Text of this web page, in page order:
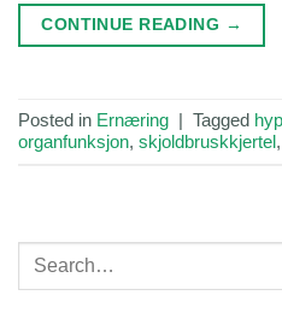
CONTINUE READING →
Posted in Ernæring | Tagged
organfunksjon, skjoldbruskkjertel,